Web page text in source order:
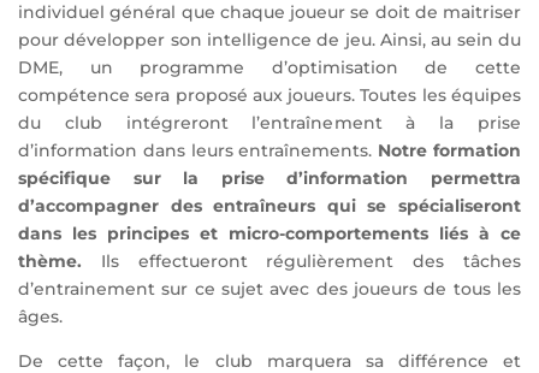
individuel général que chaque joueur se doit de maitriser
pour développer son intelligence de jeu. Ainsi, au sein du
DME, un programme d’optimisation de cette
compétence sera proposé aux joueurs. Toutes les équipes
du club intégreront l’entraînement à la prise
d’information dans leurs entraînements. Notre formation
spécifique sur la prise d’information permettra
d’accompagner des entraîneurs qui se spécialiseront
dans les principes et micro-comportements liés à ce
thème. Ils effectueront régulièrement des tâches
d’entrainement sur ce sujet avec des joueurs de tous les
âges.
De cette façon, le club marquera sa différence et